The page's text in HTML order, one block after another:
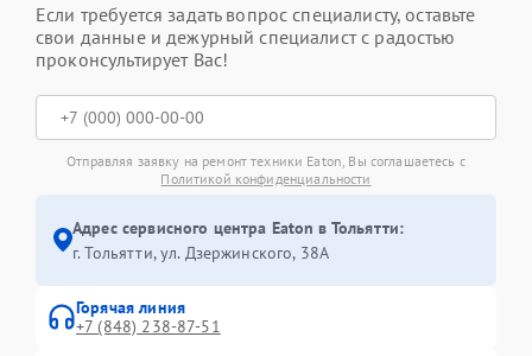
Если требуется задать вопрос специалисту, оставьте
свои данные и дежурный специалист с радостью
проконсультирует Вас!
Отправляя заявку на ремонт техники Eaton, Вы соглашаетесь с
Политикой конфиденциальности
Адрес сервисного центра Eaton в Тольятти:
г. Тольятти, ул. Дзержинского, 38А
Горячая линия
+7 (848) 238-87-51